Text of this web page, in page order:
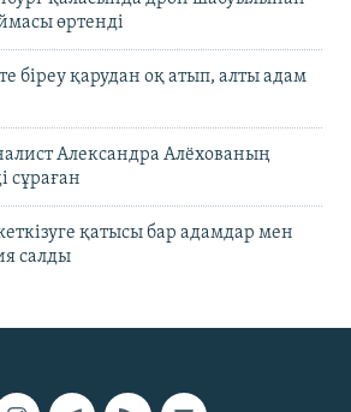
өртенді
біреу қарудан оқ атып, алты адам
Александра Алёхованың
сұраған
қатысы бар адамдар мен
салды